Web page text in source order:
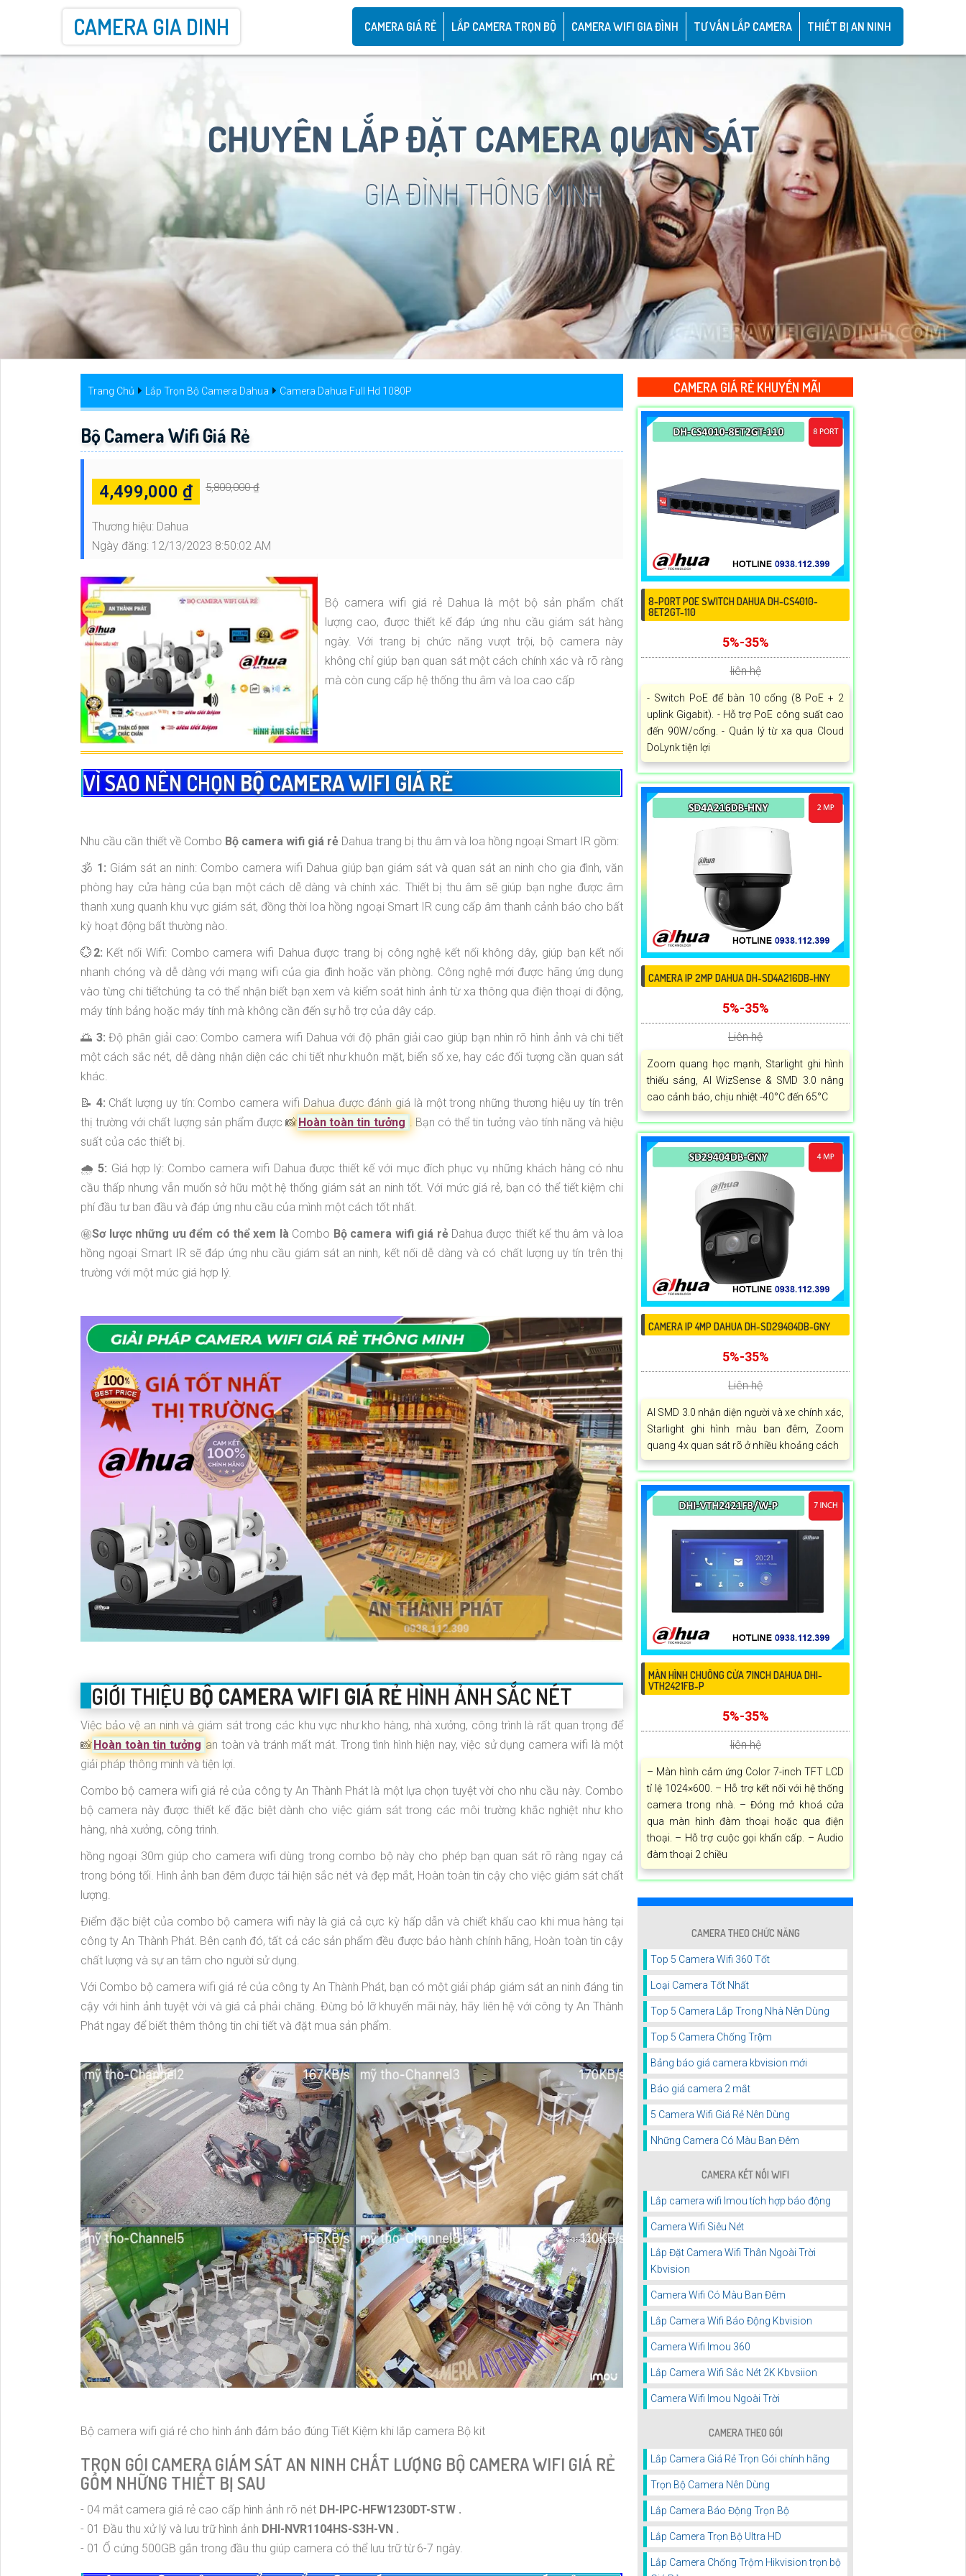
CAMERA GIA DINH CAMERA GIÁ RẺ LẮP CAMERA TRỌN BỘ CAMERA WIFI GIA ĐÌNH TƯ VẤN LẮP CAMERA THIẾT BỊ AN NINH
CHUYÊN LẮP ĐẶT CAMERA QUAN SÁT
GIA ĐÌNH THÔNG MINH
Trang Chủ Lắp Trọn Bộ Camera Dahua Camera Dahua Full Hd 1080P
Bộ Camera Wifi Giá Rẻ
4,499,000 ₫ 5,800,000 ₫
Thương hiệu: Dahua
Ngày đăng: 12/13/2023 8:50:02 AM
Bộ camera wifi giá rẻ Dahua là một bộ sản phẩm chất
lượng cao, được thiết kế đáp ứng nhu cầu giám sát hàng
ngày. Với trang bị chức năng vượt trội, bộ camera này
không chỉ giúp bạn quan sát một cách chính xác và rõ ràng
mà còn cung cấp hệ thống thu âm và loa cao cấp
VÌ SAO NÊN CHỌNBỘ CAMERA WIFI GIÁ RẺ
Nhu cầu cần thiết về Combo Bộ camera wifi giá rẻ Dahua trang bị thu âm và loa hồng ngoại Smart IR gồm:
🕉️ 1: Giám sát an ninh: Combo camera wifi Dahua giúp bạn giám sát và quan sát an ninh cho gia đình, văn
phòng hay cửa hàng của bạn một cách dễ dàng và chính xác. Thiết bị thu âm sẽ giúp bạn nghe được âm
thanh xung quanh khu vực giám sát, đồng thời loa hồng ngoại Smart IR cung cấp âm thanh cảnh báo cho bất
kỳ hoạt động bất thường nào.
💮 2: Kết nối Wifi: Combo camera wifi Dahua được trang bị công nghệ kết nối không dây, giúp bạn kết nối
nhanh chóng và dễ dàng với mạng wifi của gia đình hoặc văn phòng. Công nghệ mới được hãng ứng dụng
vào từng chi tiếtchúng ta có thể nhận biết bạn xem và kiểm soát hình ảnh từ xa thông qua điện thoại di động,
máy tính bảng hoặc máy tính mà không cần đến sự hỗ trợ của dây cáp.
🌅 3: Độ phân giải cao: Combo camera wifi Dahua với độ phân giải cao giúp bạn nhìn rõ hình ảnh và chi tiết
một cách sắc nét, dễ dàng nhận diện các chi tiết như khuôn mặt, biển số xe, hay các đối tượng cần quan sát
khác.
📝 4: Chất lượng uy tín: Combo camera wifi Dahua được đánh giá là một trong những thương hiệu uy tín trên
thị trường với chất lượng sản phẩm được 📸 Hoàn toàn tin tưởng . Bạn có thể tin tưởng vào tính năng và hiệu
suất của các thiết bị.
🌧️5: Giá hợp lý: Combo camera wifi Dahua được thiết kế với mục đích phục vụ những khách hàng có nhu
cầu thấp nhưng vẫn muốn sở hữu một hệ thống giám sát an ninh tốt. Với mức giá rẻ, bạn có thể tiết kiệm chi
phí đầu tư ban đầu và đáp ứng nhu cầu của mình một cách tốt nhất.
㊙️Sơ lược những ưu đểm có thể xem là Combo Bộ camera wifi giá rẻDahua được thiết kế thu âm và loa
hồng ngoại Smart IR sẽ đáp ứng nhu cầu giám sát an ninh, kết nối dễ dàng và có chất lượng uy tín trên thị
trường với một mức giá hợp lý.
GIỚI THIỆU BỘ CAMERA WIFI GIÁ RẺ HÌNH ẢNH SẮC NÉT
Việc bảo vệ an ninh và giám sát trong các khu vực như kho hàng, nhà xưởng, công trình là rất quan trọng để
📸 Hoàn toàn tin tưởng an toàn và tránh mất mát. Trong tình hình hiện nay, việc sử dụng camera wifi là một
giải pháp thông minh và tiện lợi.
Combo bộ camera wifi giá rẻ của công ty An Thành Phát là một lựa chọn tuyệt vời cho nhu cầu này. Combo
bộ camera này được thiết kế đặc biệt dành cho việc giám sát trong các môi trường khắc nghiệt như kho
hàng, nhà xưởng, công trình.
hồng ngoại 30m giúp cho camera wifi dùng trong combo bộ này cho phép bạn quan sát rõ ràng ngay cả
trong bóng tối. Hình ảnh ban đêm được tái hiện sắc nét và đẹp mắt, Hoàn toàn tin cậy cho việc giám sát chất
lượng.
Điểm đặc biệt của combo bộ camera wifi này là giá cả cực kỳ hấp dẫn và chiết khấu cao khi mua hàng tại
công ty An Thành Phát. Bên cạnh đó, tất cả các sản phẩm đều được bảo hành chính hãng, Hoàn toàn tin cậy
chất lượng và sự an tâm cho người sử dụng.
Với Combo bộ camera wifi giá rẻ của công ty An Thành Phát, bạn có một giải pháp giám sát an ninh đáng tin
cậy với hình ảnh tuyệt vời và giá cả phải chăng. Đừng bỏ lỡ khuyến mãi này, hãy liên hệ với công ty An Thành
Phát ngay để biết thêm thông tin chi tiết và đặt mua sản phẩm.
Bộ camera wifi giá rẻ cho hình ảnh đảm bảo đúng Tiết Kiệm khi lắp camera Bộ kit
TRỌN GÓI CAMERA GIÁM SÁT AN NINH CHẤT LƯỢNG BỘ CAMERA WIFI GIÁ RẺ
GỒM NHỮNG THIẾT BỊ SAU
- 04 mắt camera giá rẻ cao cấp hình ảnh rõ nét DH-IPC-HFW1230DT-STW .
- 01 Đầu thu xử lý và lưu trữ hình ảnh DHI-NVR1104HS-S3H-VN .
- 01 Ổ cứng 500GB gắn trong đầu thu giúp camera có thể lưu trữ từ 6-7 ngày.
CAMERA GIÁ RẺ KHUYẾN MÃI
8-PORT POE SWITCH DAHUA DH-CS4010-
8ET2GT-110
5%-35%
liên hệ
- Switch PoE để bàn 10 cổng (8 PoE + 2
uplink Gigabit). - Hỗ trợ PoE công suất cao
đến 90W/cổng. - Quản lý từ xa qua Cloud
DoLynk tiện lợi
CAMERA IP 2MP DAHUA DH-SD4A216DB-HNY
5%-35%
Liên hệ
Zoom quang học mạnh, Starlight ghi hình
thiếu sáng, AI WizSense & SMD 3.0 nâng
cao cảnh báo, chịu nhiệt -40°C đến 65°C
CAMERA IP 4MP DAHUA DH-SD29404DB-GNY
5%-35%
Liên hệ
AI SMD 3.0 nhận diện người và xe chính xác,
Starlight ghi hình màu ban đêm, Zoom
quang 4x quan sát rõ ở nhiều khoảng cách
MÀN HÌNH CHUÔNG CỬA 7INCH DAHUA DHI-
VTH2421FB-P
5%-35%
liên hệ
– Màn hình cảm ứng Color 7-inch TFT LCD
tỉ lệ 1024×600. – Hỗ trợ kết nối với hệ thống
camera trong nhà. – Đóng mở khoá cửa
qua màn hình đàm thoại hoặc qua điện
thoại. – Hỗ trợ cuộc gọi khẩn cấp. – Audio
đàm thoại 2 chiều
CAMERA THEO CHỨC NĂNG
Top 5 Camera Wifi 360 Tốt
Loại Camera Tốt Nhất
Top 5 Camera Lắp Trong Nhà Nên Dùng
Top 5 Camera Chống Trộm
Bảng báo giá camera kbvision mới
Báo giá camera 2 mắt
5 Camera Wifi Giá Rẻ Nên Dùng
Những Camera Có Màu Ban Đêm
CAMERA KẾT NỐI WIFI
Lắp camera wifi Imou tích hợp báo động
Camera Wifi Siêu Nét
Lắp Đặt Camera Wifi Thân Ngoài Trời
Kbvision
Camera Wifi Có Màu Ban Đêm
Lắp Camera Wifi Báo Động Kbvision
Camera Wifi Imou 360
Lắp Camera Wifi Sắc Nét 2K Kbvsiion
Camera Wifi Imou Ngoài Trời
CAMERA THEO GÓI
Lắp Camera Giá Rẻ Trọn Gói chính hãng
Trọn Bộ Camera Nên Dùng
Lắp Camera Báo Động Trọn Bộ
Lắp Camera Trọn Bộ Ultra HD
Lắp Camera Chống Trộm Hikvision trọn bộ